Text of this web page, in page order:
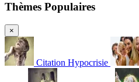
Thèmes Populaires
×
Citation Hypocrisie